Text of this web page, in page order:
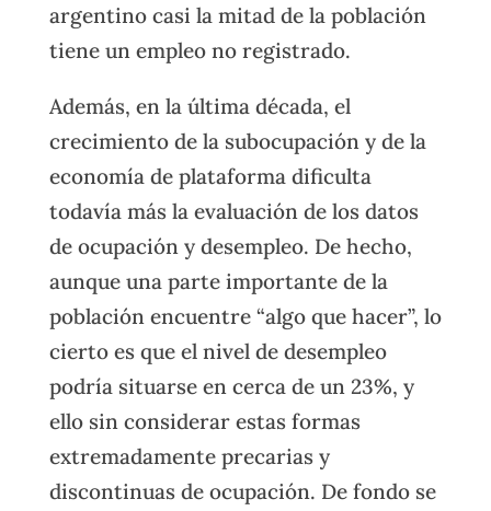
argentino casi la mitad de la población
tiene un empleo no registrado.
Además, en la última década, el
crecimiento de la subocupación y de la
economía de plataforma dificulta
todavía más la evaluación de los datos
de ocupación y desempleo. De hecho,
aunque una parte importante de la
población encuentre “algo que hacer”, lo
cierto es que el nivel de desempleo
podría situarse en cerca de un 23%, y
ello sin considerar estas formas
extremadamente precarias y
discontinuas de ocupación. De fondo se